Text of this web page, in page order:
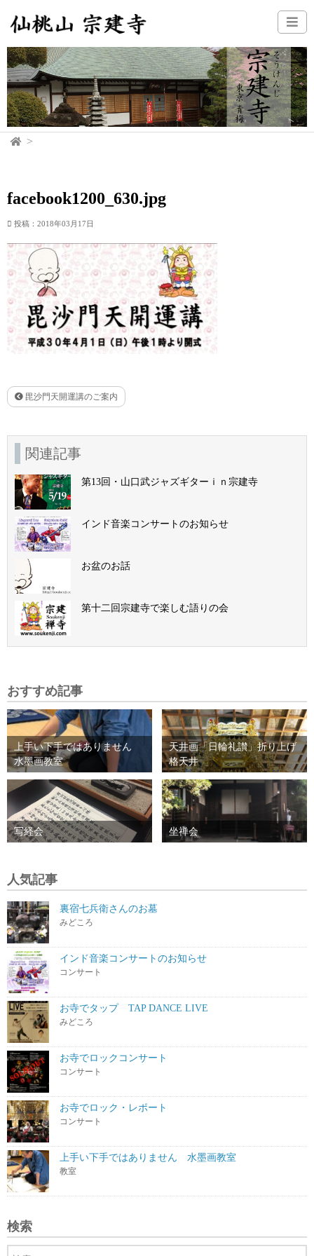
facebook1200_630.jpg
投稿：2018年03月17日
毘沙門天開運講のご案内
関連記事
第13回・山口武ジャズギターｉｎ宗建寺
インド音楽コンサートのお知らせ
お盆のお話
第十二回宗建寺で楽しむ語りの会
おすすめ記事
上手い下手ではありません
水墨画教室
天井画「日輪礼讃」折り上げ
格天井
写経会 坐禅会
人気記事
裏宿七兵衛さんのお墓
みどころ
インド音楽コンサートのお知らせ
コンサート
お寺でタップ TAP DANCE LIVE
みどころ
お寺でロックコンサート
コンサート
お寺でロック・レポート
コンサート
上手い下手ではありません 水墨画教室
教室
検索